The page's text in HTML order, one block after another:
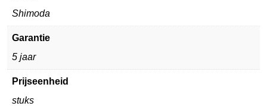
Shimoda
Garantie
5 jaar
Prijseenheid
stuks